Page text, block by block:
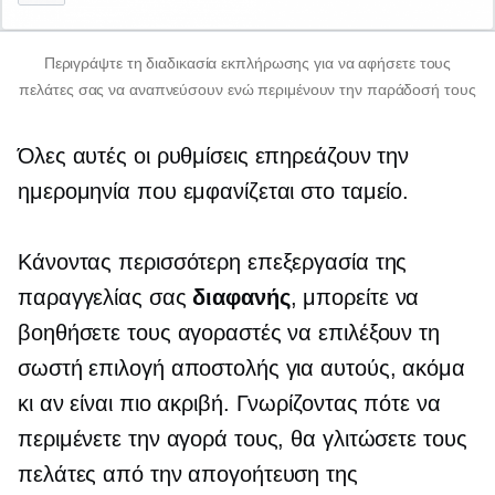
Περιγράψτε τη διαδικασία εκπλήρωσης για να αφήσετε τους
πελάτες σας να αναπνεύσουν ενώ περιμένουν την παράδοσή τους
Όλες αυτές οι ρυθμίσεις επηρεάζουν την
ημερομηνία που εμφανίζεται στο ταμείο.
Κάνοντας περισσότερη επεξεργασία της
παραγγελίας σαςδιαφανής, μπορείτε να
βοηθήσετε τους αγοραστές να επιλέξουν τη
σωστή επιλογή αποστολής για αυτούς, ακόμα
κι αν είναι πιο ακριβή. Γνωρίζοντας πότε να
περιμένετε την αγορά τους, θα γλιτώσετε τους
πελάτες από την απογοήτευση της